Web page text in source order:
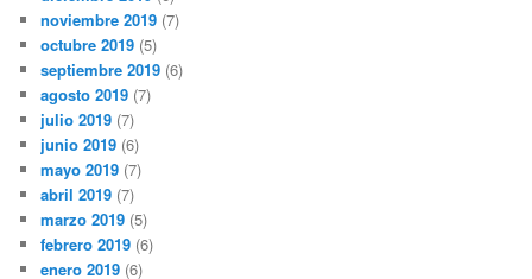
noviembre 2019 (7)
octubre 2019 (5)
septiembre 2019 (6)
agosto 2019 (7)
julio 2019 (7)
junio 2019 (6)
mayo 2019 (7)
abril 2019 (7)
marzo 2019 (5)
febrero 2019 (6)
enero 2019 (6)